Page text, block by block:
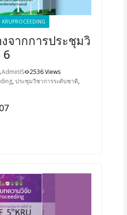
KRUPROCEEDING
จากการประชุมวิ
6
AdminIS
2536 Views
,ประชุมวิชาการระดับชาติ,